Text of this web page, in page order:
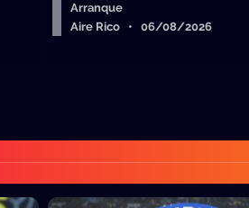
Arranque
Aire Rico • 06/08/2026